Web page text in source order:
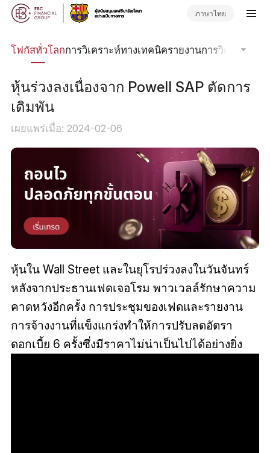
ภาษาไทย
โฟกัสทั่วโลกการวิเคราะห์ทางเทคนิครายงานการวิเคราะห์
หุ้นร่วงลงเนื่องจาก Powell SAP ตัดการ
เดิมพัน
เผยแพร่เมื่อ: 2024-02-06
หุ้นใน Wall Street และในยุโรปร่วงลงในวันจันทร์
หลังจากประธานเฟดเจอโรม พาวเวลล์รักษาความ
คาดหวังอีกครั้ง การประชุมของเฟดและรายงาน
การจ้างงานที่แข็งแกร่งทำให้การปรับลดอัตรา
ดอกเบี้ย 6 ครั้งซึ่งมีราคาไม่น่าเป็นไปได้อย่างยิ่ง